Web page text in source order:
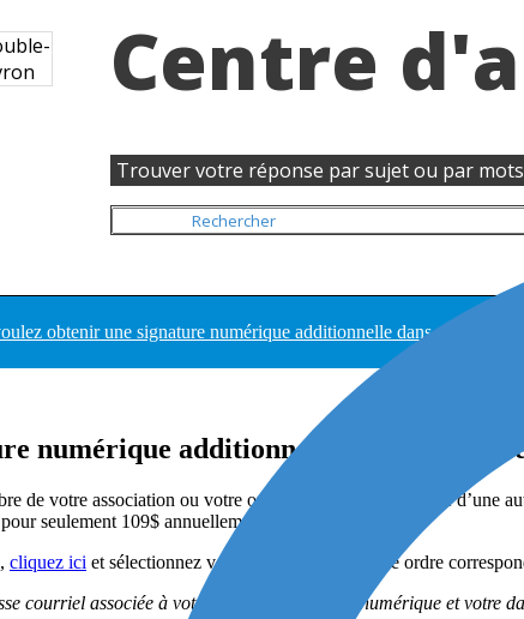
Centre
Trouver votre réponse par sujet ou par
obtenir une signature numérique additionnelle dans une autre
numérique additionnelle dans une
de votre association ou votre ordre. Si vous êtes membre d’une
seulement 109$ annuellement.
cliquez ici et sélectionnez votre association ou votre ordre
courriel associée à votre première signature numérique et votre